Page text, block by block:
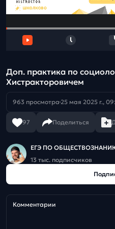
и
отзыв
Доп. практика по
Хистракторовичем
963 просмотра 25 мая 2025 г.,
97 Поделиться
ЕГЭ ПО
13 тыс. подписчиков
Комментарии